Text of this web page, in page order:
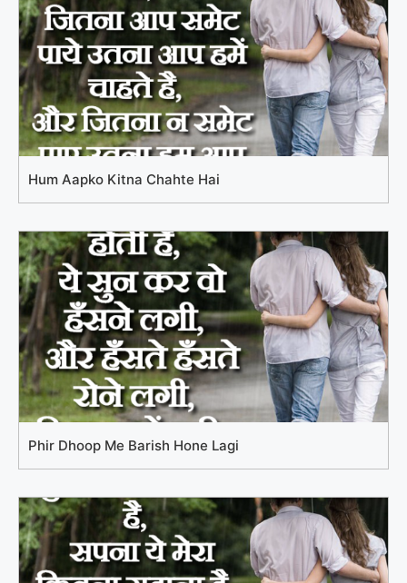
Hum Aapko Kitna Chahte Hai
Phir Dhoop Me Barish Hone Lagi